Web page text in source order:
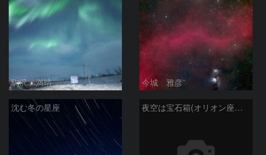
駒沢 満晴 今城 雅彦
沈む冬の星座 夜空は宝石箱(オリオン座大星雲 M42) Seestar50